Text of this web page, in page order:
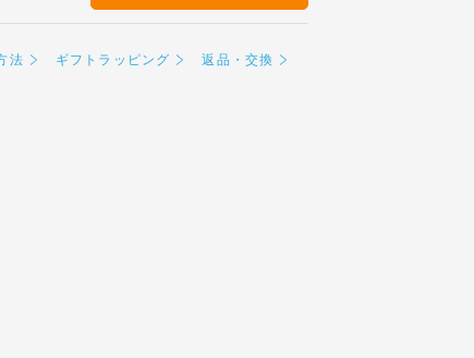
法 ギフトラッピング 返品・交換